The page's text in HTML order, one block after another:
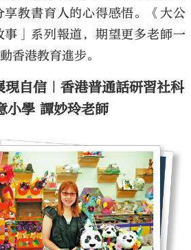
享教書育人的心得感悟。《大公
」系列報道，期望更多老師一
香港教育進步。
自信｜香港普通話研習社科
小學 譚妙玲老師